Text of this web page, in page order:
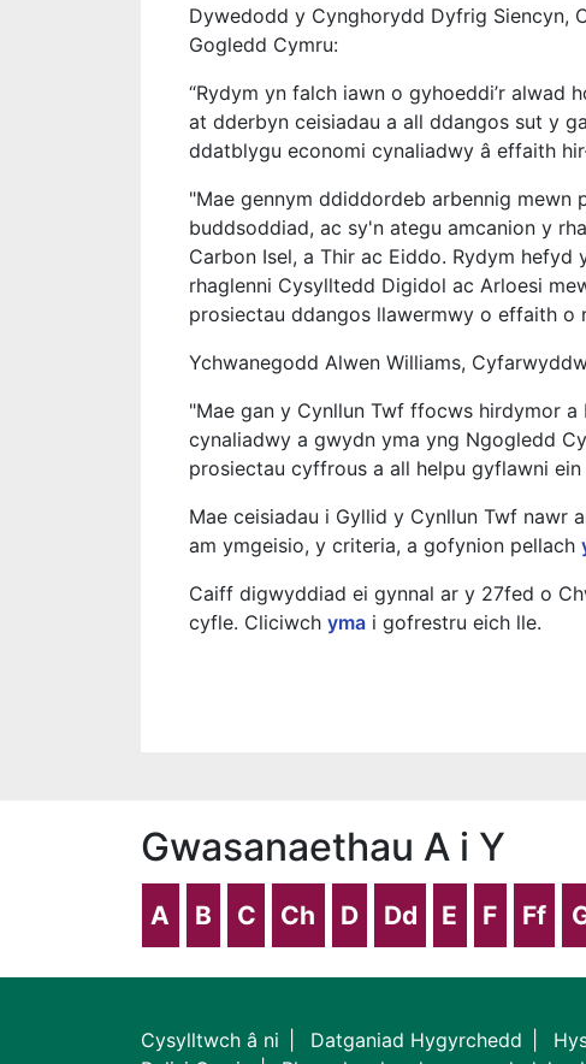
Dywedodd y Cynghorydd Dyfrig Siencyn,
Gogledd Cymru:
“Rydym yn falch iawn o gyhoeddi’r alwad
at dderbyn ceisiadau a all ddangos sut y
ddatblygu economi cynaliadwy â effaith
"Mae gennym ddiddordeb arbennig
buddsoddiad, ac sy'n ategu amcanion y
Carbon Isel, a Thir ac Eiddo. Rydym
rhaglenni Cysylltedd Digidol ac Arloesi
prosiectau ddangos llawermwy o effaith o
Ychwanegodd Alwen Williams,
"Mae gan y Cynllun Twf ffocws hirdymor
cynaliadwy a gwydn yma yng Ngogledd
prosiectau cyffrous a all helpu gyflawni ein
Mae ceisiadau i Gyllid y Cynllun Twf
am ymgeisio, y criteria, a gofynion pellach
Caiff digwyddiad ei gynnal ar y 27fed o
cyfle. Cliciwch yma i gofrestru eich lle.
Gwasanaethau A i Y
A B C Ch D Dd E F Ff
Cysylltwch â ni Datganiad Hygyrchedd